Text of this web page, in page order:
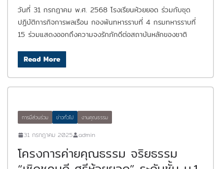
วันที่ 31 กรกฎาคม พ.ศ. 2568 โรงเรียนห้วยยอด ร่วมกับชุด
ปฏิบัติการกิจการพลเรือน กองพันทหารราบที่ 4 กรมทหารราบที่
15 ร่วมแสดงออกถึงความจงรักภักดีต่อสถาบันหลักของชาติ
Read More
การมีส่วนร่วม ข่าวทั่วไป งานคุณธรรม
31 กรกฎาคม 2025 admin
โครงการค่ายคุณธรรม จริยธรรม